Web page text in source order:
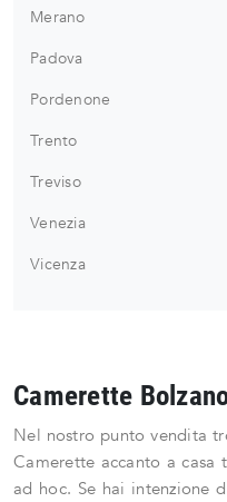
Merano
Padova
Pordenone
Trento
Treviso
Venezia
Vicenza
Camerette
Nel nostro punto vendita
Camerette accanto a
ad hoc. Se hai intenzione